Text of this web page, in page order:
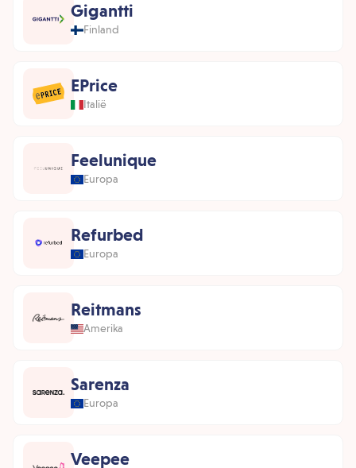
Gigantti
Finland
EPrice
Italië
Feelunique
Europa
Refurbed
Europa
Reitmans
Amerika
Sarenza
Europa
Veepee